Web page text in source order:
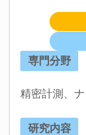
専門分野
精密計測、
研究内容